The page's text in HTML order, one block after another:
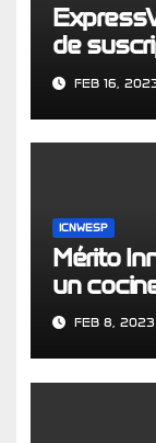
de
FEB 16,
ICNWESP
Mérito
un
ancestral
FEB 8, 2023